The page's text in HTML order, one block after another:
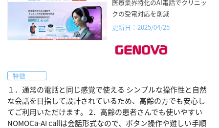
医療業界特化のAI電話でクリニッ
クの受電対応を削減
更新日：2025/04/25
特徴
１．通常の電話と同じ感覚で使える シンプルな操作性と自然
な会話を目指して設計されているため、高齢の方でも安心し
てご利用いただけます。 2．高齢の患者さんでも使いやすい
NOMOCa-AI callは会話形式なので、ボタン操作や難しい手順